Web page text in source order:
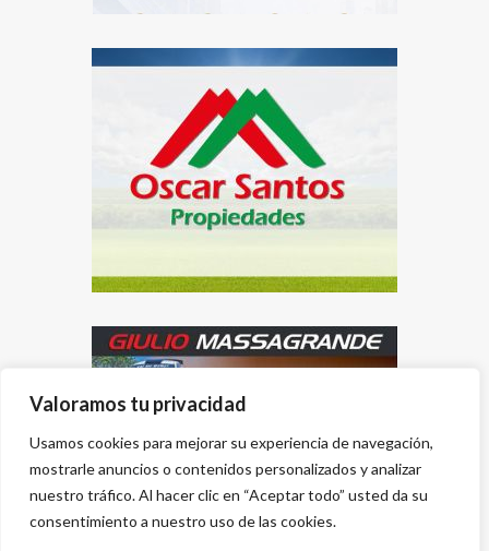
Valoramos tu privacidad
Usamos cookies para mejorar su experiencia de navegación,
mostrarle anuncios o contenidos personalizados y analizar
nuestro tráfico. Al hacer clic en “Aceptar todo” usted da su
consentimiento a nuestro uso de las cookies.